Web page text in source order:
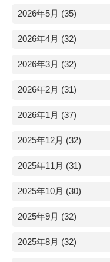
2026年5月 (35)
2026年4月 (32)
2026年3月 (32)
2026年2月 (31)
2026年1月 (37)
2025年12月 (32)
2025年11月 (31)
2025年10月 (30)
2025年9月 (32)
2025年8月 (32)